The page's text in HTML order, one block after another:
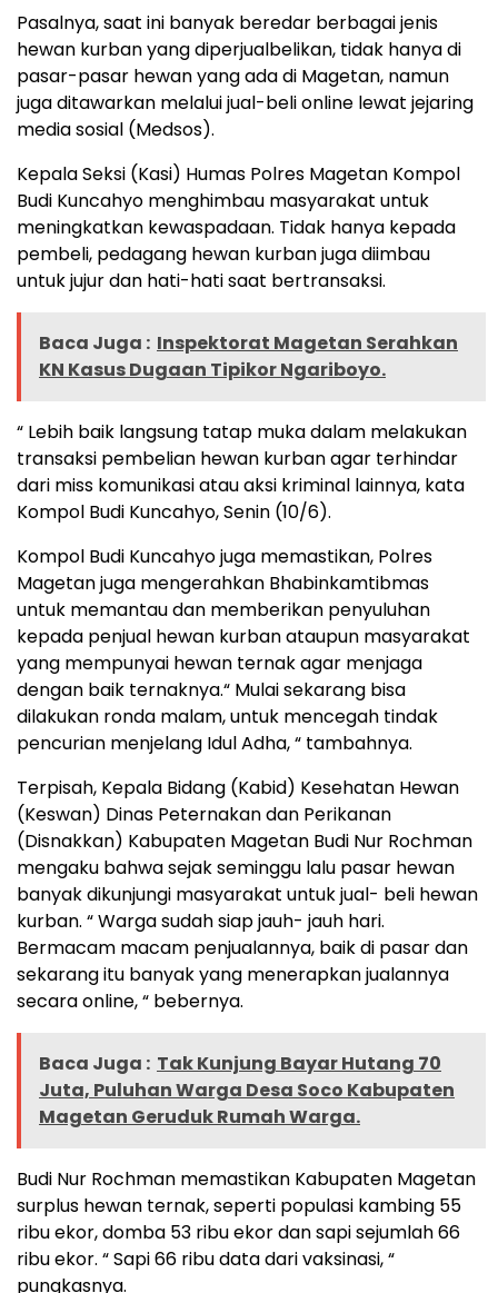
Pasalnya, saat ini banyak beredar berbagai jenis
hewan kurban yang diperjualbelikan, tidak hanya di
pasar-pasar hewan yang ada di Magetan, namun
juga ditawarkan melalui jual-beli online lewat jejaring
media sosial (Medsos).
Kepala Seksi (Kasi) Humas Polres Magetan Kompol
Budi Kuncahyo menghimbau masyarakat untuk
meningkatkan kewaspadaan. Tidak hanya kepada
pembeli, pedagang hewan kurban juga diimbau
untuk jujur dan hati-hati saat bertransaksi.
Baca Juga : Inspektorat Magetan Serahkan
KN Kasus Dugaan Tipikor Ngariboyo.
“ Lebih baik langsung tatap muka dalam melakukan
transaksi pembelian hewan kurban agar terhindar
dari miss komunikasi atau aksi kriminal lainnya, kata
Kompol Budi Kuncahyo, Senin (10/6).
Kompol Budi Kuncahyo juga memastikan, Polres
Magetan juga mengerahkan Bhabinkamtibmas
untuk memantau dan memberikan penyuluhan
kepada penjual hewan kurban ataupun masyarakat
yang mempunyai hewan ternak agar menjaga
dengan baik ternaknya.“ Mulai sekarang bisa
dilakukan ronda malam, untuk mencegah tindak
pencurian menjelang Idul Adha, “ tambahnya.
Terpisah, Kepala Bidang (Kabid) Kesehatan Hewan
(Keswan) Dinas Peternakan dan Perikanan
(Disnakkan) Kabupaten Magetan Budi Nur Rochman
mengaku bahwa sejak seminggu lalu pasar hewan
banyak dikunjungi masyarakat untuk jual- beli hewan
kurban. “ Warga sudah siap jauh- jauh hari.
Bermacam macam penjualannya, baik di pasar dan
sekarang itu banyak yang menerapkan jualannya
secara online, “ bebernya.
Baca Juga : Tak Kunjung Bayar Hutang 70
Juta, Puluhan Warga Desa Soco Kabupaten
Magetan Geruduk Rumah Warga.
Budi Nur Rochman memastikan Kabupaten Magetan
surplus hewan ternak, seperti populasi kambing 55
ribu ekor, domba 53 ribu ekor dan sapi sejumlah 66
ribu ekor. “ Sapi 66 ribu data dari vaksinasi, “
pungkasnya.